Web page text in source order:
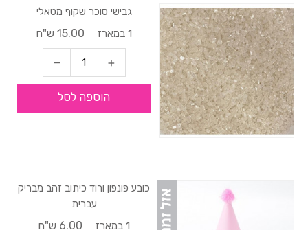
גבישי סוכר שקוף מטאלי
1 במארז
15.00 ש"ח
הוספה לסל
כובע פונפון ורוד כיתוב זהב מבריק
עברית
1 במארז
6.00 ש"ח